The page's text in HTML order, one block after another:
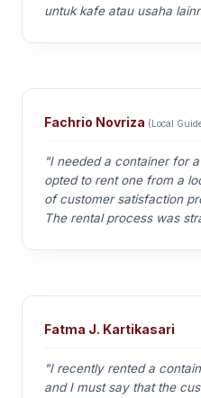
untuk kafe atau usaha
Fachrio Novriza (Local
"I needed a container for
opted to rent one from a
of customer satisfaction
The rental process was
Fatma J. Kartikasari
"I recently rented a
and I must say that the